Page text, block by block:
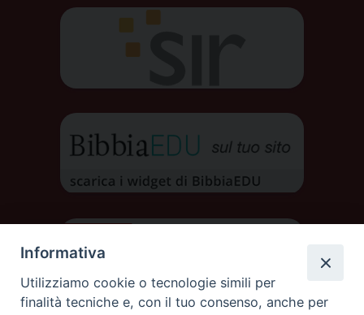
Informativa
Utilizziamo cookie o tecnologie simili per
finalità tecniche e, con il tuo consenso, anche per